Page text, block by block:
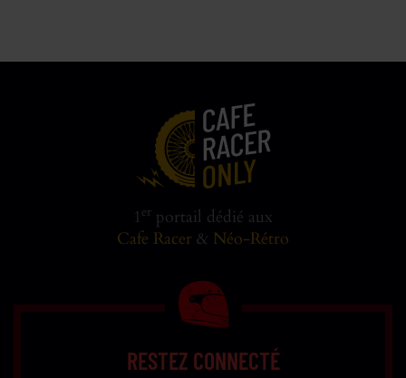
1 er portail dédié aux
Cafe Racer & Néo-Rétro
RESTEZ CONNECTÉ